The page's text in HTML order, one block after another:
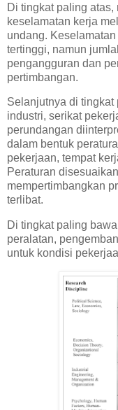
Di tingkat paling
keselamatan kerja
undang.
tertinggi, namun
pengangguran dan
pertimbangan.
Selanjutnya di tingkat
industri, serikat
perundangan
dalam bentuk
pekerjaan, tempat
Peraturan
mempertimbangkan
terlibat.
Di tingkat paling
peralatan,
untuk kondisi